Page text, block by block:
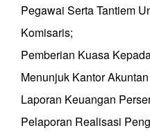
Pegawai Serta Tantiem
Komisaris;
Pemberian Kuasa
Menunjuk Kantor
Laporan Keuangan
Pelaporan Realisasi